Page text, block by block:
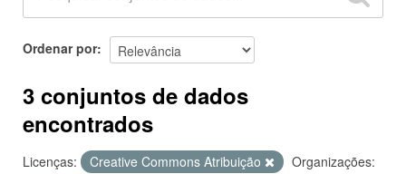
SOBRE
Ordenar por
3 conjuntos de dados
encontrados
Licenças: Creative Commons Atribuição
Organizações: